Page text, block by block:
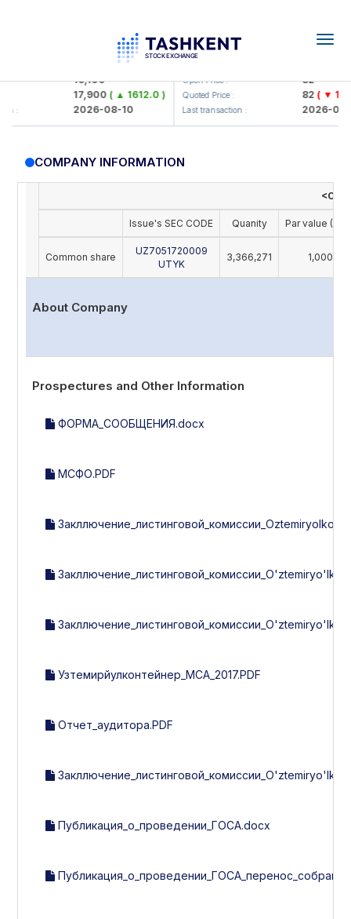
16,100
17,900( ▲ 1612.0 )
2026-08-10
KFSK (<Kafolat sug'urta
Open Price : 82
Quoted Price : 82( ▼ 1.91 )
Last transaction : 2026-08-
COMPANY INFORMATION
Issue's SEC CODE Quanity Par value
Common share
UZ7051720009
UTYK
3,366,271 1,000
About Company
Prospectures and Other Information
ФОРМА_СООБЩЕНИЯ.docx
МСФО.PDF
Узтемирйулконтейнер_МСА_2017.PDF
Отчет_аудитора.PDF
Публикация_о_проведении_ГОСА.docx